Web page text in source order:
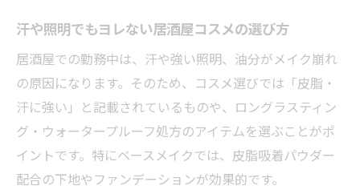
清潔感を保つ居酒屋勤務のメイク直し術
飲み会リップで叶える清潔感ある居酒屋メ
イク
飲み会リップ最強説とおすすめアイテム解説
居酒屋で話題の飲み会リップ徹底レビュー
飲み会リップ最強の理由を居酒屋目線で検
汗や照明でもヨレない居酒屋コスメの選び方
居酒屋での勤務中は、汗や強い照明、油分がメイク崩れ
の原因になります。そのため、コスメ選びでは「皮脂・
汗に強い」と記載されているものや、ロングラスティン
グ・ウォータープルーフ処方のアイテムを選ぶことがポ
イントです。特にベースメイクでは、皮脂吸着パウダー
配合の下地やファンデーションが効果的です。